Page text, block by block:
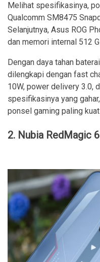
Melihat spesifikasinya,
Qualcomm SM8475
Selanjutnya, Asus ROG
dan memori internal 512
Dengan daya tahan
dilengkapi dengan fast
10W, power delivery 3.0,
spesifikasinya yang
ponsel gaming paling
2. Nubia RedMagic 6